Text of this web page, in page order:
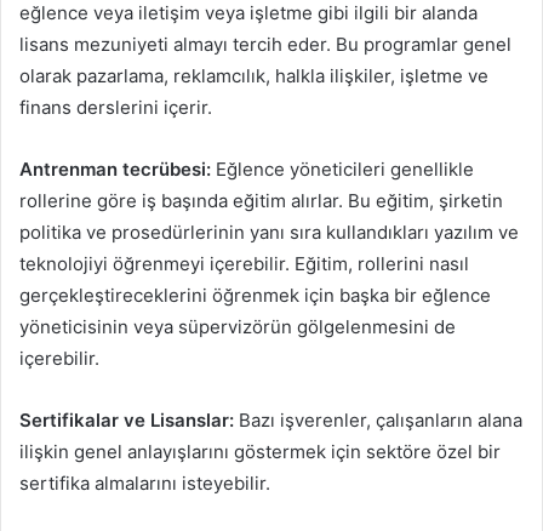
eğlence veya iletişim veya işletme gibi ilgili bir alanda
lisans mezuniyeti almayı tercih eder. Bu programlar genel
olarak pazarlama, reklamcılık, halkla ilişkiler, işletme ve
finans derslerini içerir.
Antrenman tecrübesi: Eğlence yöneticileri genellikle
rollerine göre iş başında eğitim alırlar. Bu eğitim, şirketin
politika ve prosedürlerinin yanı sıra kullandıkları yazılım ve
teknolojiyi öğrenmeyi içerebilir. Eğitim, rollerini nasıl
gerçekleştireceklerini öğrenmek için başka bir eğlence
yöneticisinin veya süpervizörün gölgelenmesini de
içerebilir.
Sertifikalar ve Lisanslar: Bazı işverenler, çalışanların alana
ilişkin genel anlayışlarını göstermek için sektöre özel bir
sertifika almalarını isteyebilir.